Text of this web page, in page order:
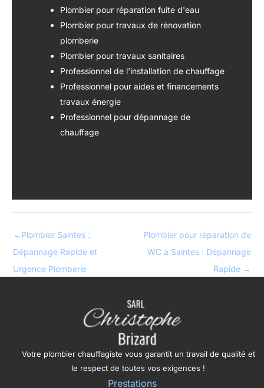
Plombier pour réparation fuite d'eau
Plombier pour travaux de rénovation
plomberie
Plombier pour travaux sanitaires
Professionnel de l'installation de chauffage
Professionnel pour aides et financements
travaux énergie
Professionnel pour dépannage de
chauffage
← Plombier Saintes :
Dépannage Rapide et
Urgence Plomberie
Plombier pour réparation de
WC à Saintes : Dépannage
Rapide →
Votre plombier chauffagiste vous garantit un travail de qualité et
le respect de toutes vos exigences !
Prestations